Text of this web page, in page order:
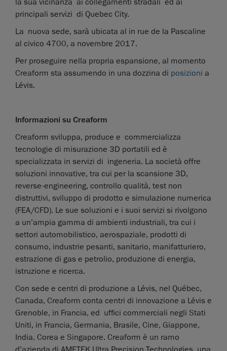
la sua vicinanza ai collegamenti stradali ed ai
principali servizi di Quebec City.
La nuova sede, sarà ubicata al in rue de la Pascaline
al civico 4700, a novembre 2017.
Per proseguire nella propria espansione, al momento
Creaform sta assumendo in una dozzina di posizioni a
Lévis.
Informazioni su Creaform
Creaform sviluppa, produce e commercializza
tecnologie di misurazione 3D portatili ed è
specializzata in servizi di ingeneria. La società offre
soluzioni innovative, tra cui per la scansione 3D,
reverse-engineering, controllo qualità, test non
distruttivi, sviluppo di prodotto e simulazione numerica
(FEA/CFD). Le sue soluzioni e i suoi servizi si rivolgono
a un’ampia gamma di ambienti industriali, tra cui i
settori automobilistico, aerospaziale, prodotti di
consumo, industrie pesanti, sanitario, manifatturiero,
estrazione di gas e petrolio, produzione di energia,
istruzione e ricerca.
Con sede e centri di produzione a Lévis, nel Québec,
Canada, Creaform conta centri di innovazione a Lévis e
Grenoble, in Francia, ed uffici commerciali negli Stati
Uniti, in Francia, Germania, Brasile, Cine, Giappone,
India, Corea e Singapore. Creaform è un ramo